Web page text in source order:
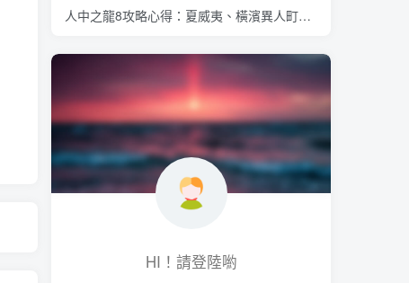
人中之龍8攻略心得：夏威夷、橫濱異人町、神室町 全部14位神秘捏捏NPC地圖位置整理
HI！請登陸喲